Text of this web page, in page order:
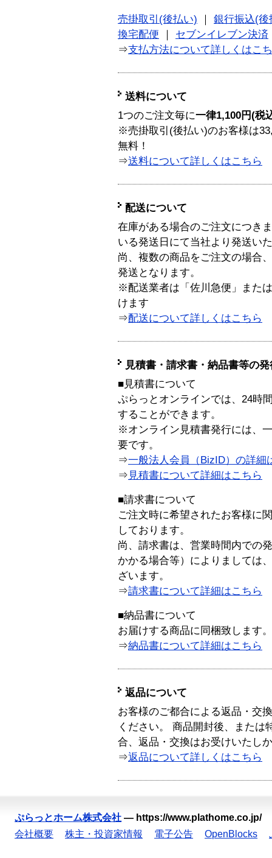
売掛取引(後払い)
銀行振込(後
換宅配便
セブンイレブン決済
⇒支払方法について詳しくはこ
送料について
1つのご注文毎に一律1,100円(税
※売掛取引(後払い)のお客様は
無料！
⇒送料について詳しくはこちら
配送について
在庫がある場合のご注文につき
いる発送日にて当社より発送い
尚、複数の商品をご注文の場合
発送となります。
※配送業者は「佐川急便」また
けます
⇒配送について詳しくはこちら
見積書・請求書・納品書等の
■見積書について
ぷらっとオンラインでは、24時
することができます。
※オンライン見積書発行には、
要です。
⇒一般法人会員（BizID）の詳細
⇒ 見積書について詳細はこちら
■請求書について
ご注文時に希望されたお客様に
しております。
尚、請求書は、営業時間内での
かかる場合等）によりましては
ざいます。
⇒請求書について詳細はこちら
■納品書について
お届けする商品に同梱致します。
⇒納品書について詳細はこちら
返品について
お客様のご都合による返品・交
ください。 商品開封後、または
合、返品・交換はお受けいたし
⇒返品について詳しくはこちら
ぷらっとホーム株式会社 — https://www.plathome.co.jp/
会社概要
株主・投資家情報 電子公告 OpenBlocks